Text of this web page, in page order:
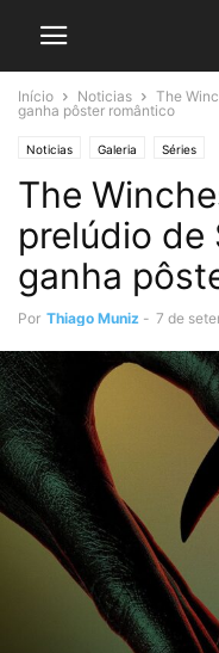
Início Noticias
The
ganha pôster romântico
Noticias Galeria Séries
The
prelúdio de
ganha
Por Thiago Muniz - 7 de